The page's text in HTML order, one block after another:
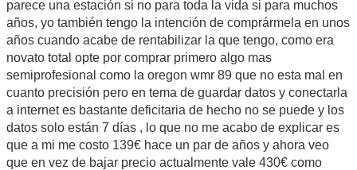
parece una estación si no para toda la vida si para muchos
años, yo también tengo la intención de comprármela en unos
años cuando acabe de rentabilizar la que tengo, como era
novato total opte por comprar primero algo mas
semiprofesional como la oregon wmr 89 que no esta mal en
cuanto precisión pero en tema de guardar datos y conectarla
a internet es bastante deficitaria de hecho no se puede y los
datos solo están 7 días , lo que no me acabo de explicar es
que a mi me costo 139€ hace un par de años y ahora veo
que en vez de bajar precio actualmente vale 430€ como